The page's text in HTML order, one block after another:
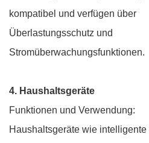
kompatibel und verfügen über
Überlastungsschutz und
Stromüberwachungsfunktionen.
4. Haushaltsgeräte
Funktionen und Verwendung:
Haushaltsgeräte wie intelligente